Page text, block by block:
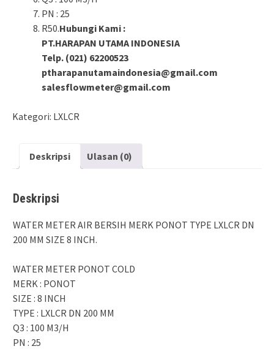
PN : 25
R50.Hubungi Kami :
PT.HARAPAN UTAMA INDONESIA
Telp. (021) 62200523
ptharapanutamaindonesia@gmail.com
salesflowmeter@gmail.com
Kategori: LXLCR
Deskripsi Ulasan (0)
Deskripsi
WATER METER AIR BERSIH MERK PONOT TYPE LXLCR DN
200 MM SIZE 8 INCH.
WATER METER PONOT COLD
MERK : PONOT
SIZE : 8 INCH
TYPE : LXLCR DN 200 MM
Q3 : 100 M3/H
PN : 25